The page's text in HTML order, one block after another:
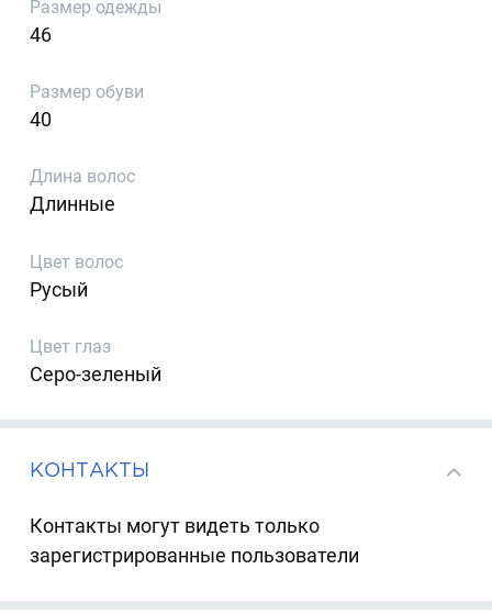
Размер одежды
46
Размер обуви
40
Длина волос
Длинные
Цвет волос
Русый
Цвет глаз
Серо-зеленый
КОНТАКТЫ
Контакты могут видеть только
зарегистрированные пользователи